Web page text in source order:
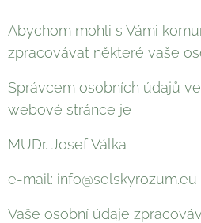
Abychom mohli s Vámi
zpracovávat některé vaše
Správcem osobních údajů
webové stránce je
MUDr. Josef Válka
e-mail: info@selskyrozum.eu
Vaše osobní údaje